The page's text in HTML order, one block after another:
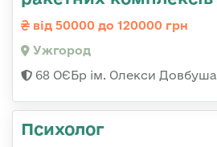
від 50000 до 120000 грн
Ужгород
68 ОЄБр ім. Олекси Довбуша
Психолог